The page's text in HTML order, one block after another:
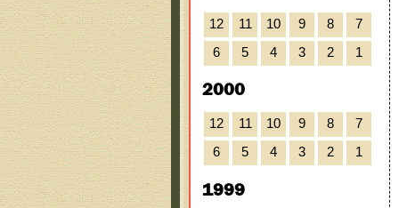
12 11 10 9 8
7
6
5 4 3 2 1
2000
12 11 10 9 8
7
6
5 4 3 2 1
1999